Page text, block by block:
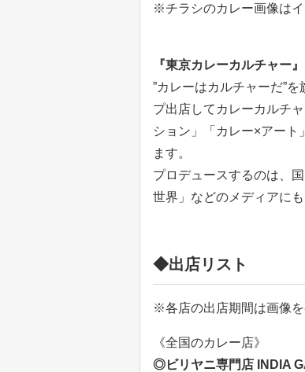
※チラシのカレー画像は
『東京カレーカルチャー
”カレーはカルチャーだ”
プ出店してカレーカルチ
ション」「カレー×アート
ます。
プロデュースするのは、
世界」などのメディアに
◆出店リスト
※各店の出店期間は画像
《全国のカレー店》
◎ビリヤニ専門店 INDIA